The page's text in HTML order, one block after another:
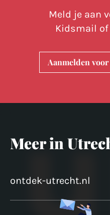
Meld je aan
Kidsmail
Aanmelden
Meer in
ontdek-utrecht.nl